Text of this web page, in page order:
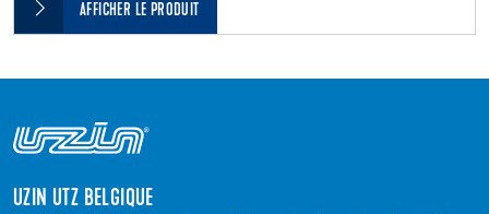
AFFICHER LE PRODUIT
UZIN UTZ BELGIQUE